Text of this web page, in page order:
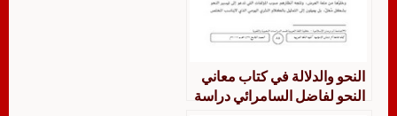
النحو والدلالة في كتاب معاني
النحو لفاضل السامرائي دراسة